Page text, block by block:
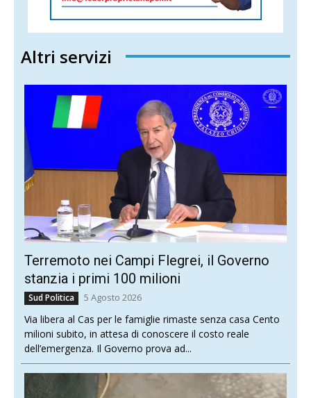
Altri servizi
Terremoto nei Campi Flegrei, il Governo
stanzia i primi 100 milioni
Sud Politica 5 Agosto 2026
Via libera al Cas per le famiglie rimaste senza casa Cento
milioni subito, in attesa di conoscere il costo reale
dell’emergenza. Il Governo prova ad...